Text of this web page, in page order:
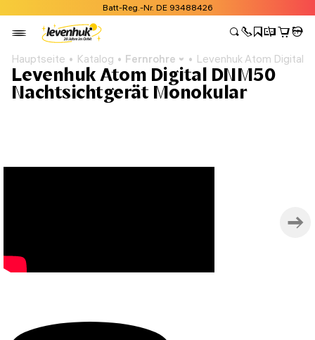
Batt-Reg.-Nr. DE 93488426
Hauptseite Katalog Fernrohre Levenhuk Atom Digital
Levenhuk Atom Digital DNM50
Nachtsichtgerät Monokular